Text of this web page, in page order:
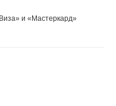
и «Мастеркард»